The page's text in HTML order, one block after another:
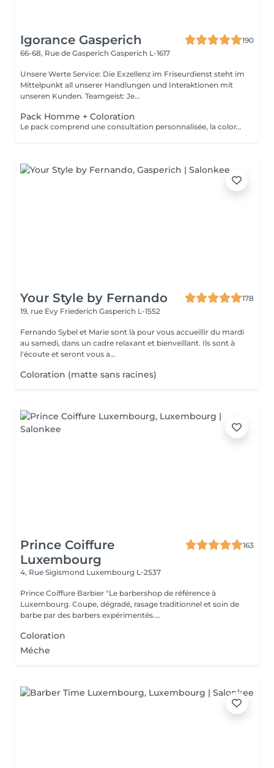
Igorance Gasperich
190
66-68, Rue de Gasperich Gasperich L-1617
Unsere Werte Service: Die Exzellenz im Friseurdienst steht im
Mittelpunkt all unserer Handlungen und Interaktionen mit
unseren Kunden. Teamgeist: Je...
Pack Homme + Coloration
Le pack comprend une consultation personnalisée, la coloration avec les produits LOREAL PROFESSIONNEL , shampooing et conditionneur spécifiques REDKEN , la coupe IGORANCE ( finitions sur cheveux secs) , les produits de styling REDKEN * Tarifs à titre indicatifs à confirmer après la consultation personnalisée établit auprès de votre coiffeur/stylist/spécialiste * La direction se réserve le droit d’apporter des modifications pour le bon fonctionnement du salon
Your Style by Fernando
178
19, rue Evy Friederich Gasperich L-1552
Fernando Sybel et Marie sont là pour vous accueillir du mardi
au samedi, dans un cadre relaxant et bienveillant. Ils sont à
l'écoute et seront vous a...
Coloration (matte sans racines)
Prince Coiffure
Luxembourg
163
4, Rue Sigismond Luxembourg L-2537
Prince Coiffure Barbier "Le barbershop de référence à
Luxembourg. Coupe, dégradé, rasage traditionnel et soin de
barbe par des barbers expérimentés....
Coloration
Méche